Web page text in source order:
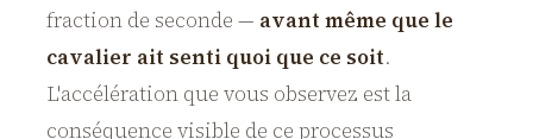
fraction de seconde — avant même que le
cavalier ait senti quoi que ce soit.
L'accélération que vous observez est la
conséquence visible de ce processus